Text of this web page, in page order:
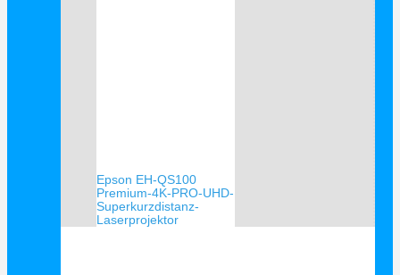
Epson EH-QS100
Premium-4K-PRO-UHD-
Superkurzdistanz-
Laserprojektor